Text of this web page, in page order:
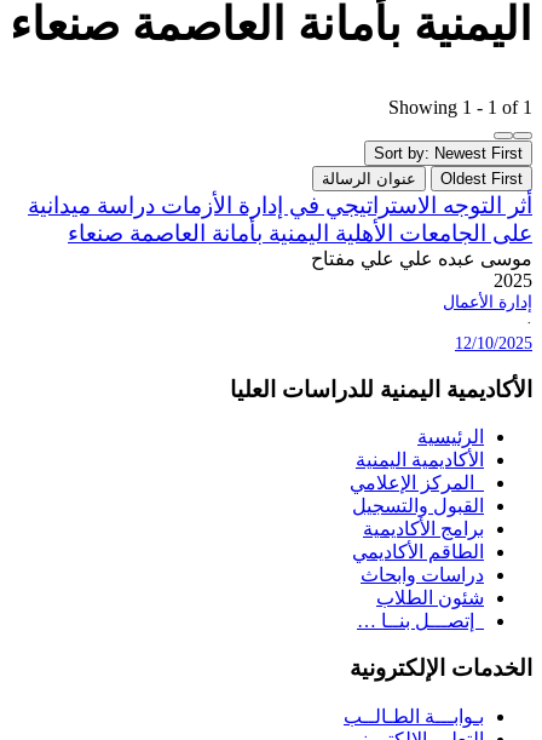
اليمنية بأمانة العاصمة صنعاء
Showing 1 - 1 of 1
Sort by: Newest First
Oldest First
عنوان الرسالة
أثر التوجه الاستراتيجي في إدارة الأزمات دراسة ميدانية
على الجامعات الأهلية اليمنية بأمانة العاصمة صنعاء
موسى عبده علي علي مفتاح
2025
إدارة الأعمال
·
12/10/2025
الأكاديمية اليمنية للدراسات العليا
الرئيسية
الأكاديمية اليمنية
المركز الإعلامي
القبول والتسجيل
برامج الأكاديمية
الطاقم الأكاديمي
دراسات وابحاث
شئون الطلاب
إتصـــل بنــا …
الخدمات الإلكترونية
بـوابـــة الطـالــب